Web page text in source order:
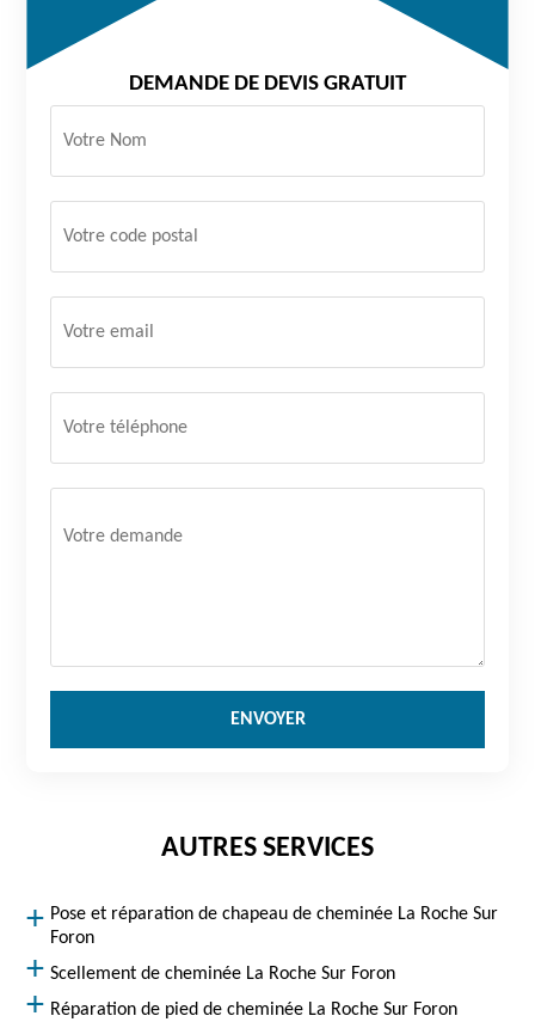
DEMANDE DE DEVIS GRATUIT
AUTRES SERVICES
Pose et réparation de chapeau de cheminée La Roche Sur
Foron
Scellement de cheminée La Roche Sur Foron
Réparation de pied de cheminée La Roche Sur Foron